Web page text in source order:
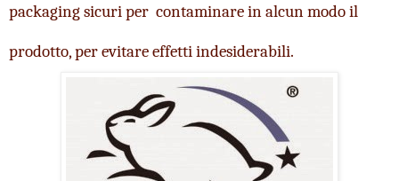
packaging sicuri per  contaminare in alcun modo il
prodotto, per evitare effetti indesiderabili.